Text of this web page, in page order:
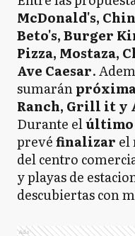
McDonald's,
Beto's, Burger
Pizza, Mostaza,
Ave Caesar.
sumarán
Ranch, Grill it y
Durante el
prevéfinalizar el
del centro
y playas de
descubiertas con
Ads